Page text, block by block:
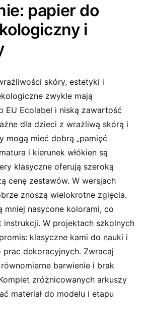
papier do
i
skóry, estetyki i
zwykle mają
EU Ecolabel i niską zawartość
dla dzieci z wrażliwą skórą i
mogą mieć dobrą „pamięć
i kierunek włókien są
klasyczne oferują szeroką
cenę zestawów. W wersjach
znoszą wielokrotne zgięcia.
mniej nasycone kolorami, co
instrukcji. W projektach szkolnych
klasyczne kami do nauki i
dekoracyjnych. Zwracaj
barwienie i brak
zróżnicowanych arkuszy
materiał do modelu i etapu